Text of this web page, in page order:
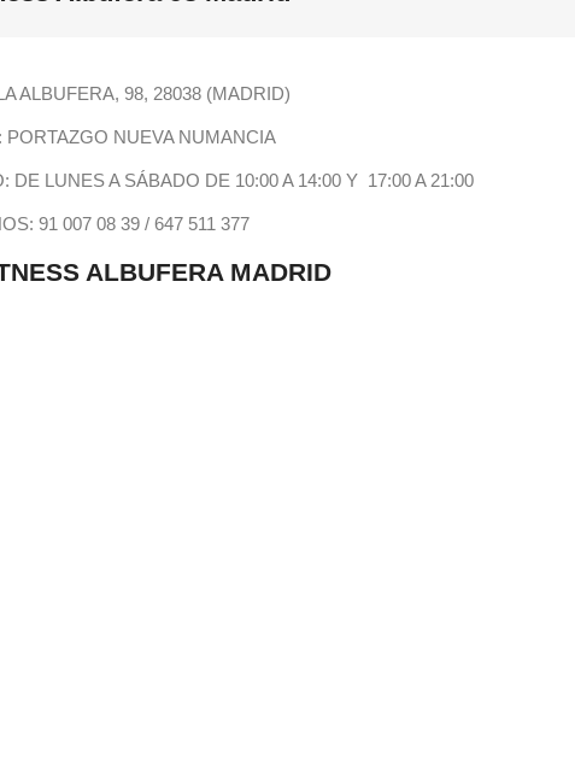
ALBUFERA, 98, 28038 (MADRID)
PORTAZGO NUEVA NUMANCIA
DE LUNES A SÁBADO DE 10:00 A 14:00 Y 17:00 A 21:00
91 007 08 39 / 647 511 377
ALBUFERA MADRID